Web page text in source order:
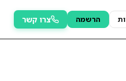
הרשמה צרו קשר